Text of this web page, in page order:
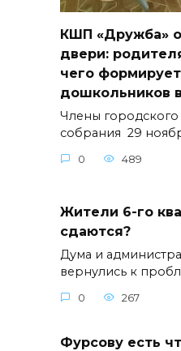
КШП «Дружба»
двери:
чего
дошкольников
Члены городского
собрания 29
0 489
Жители 6-го
сдаются?
Дума и
вернулись к
0 267
Фурсову есть